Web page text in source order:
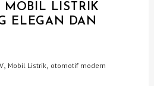
MOBIL LISTRIK
ELEGAN DAN
, Mobil Listrik, otomotif modern